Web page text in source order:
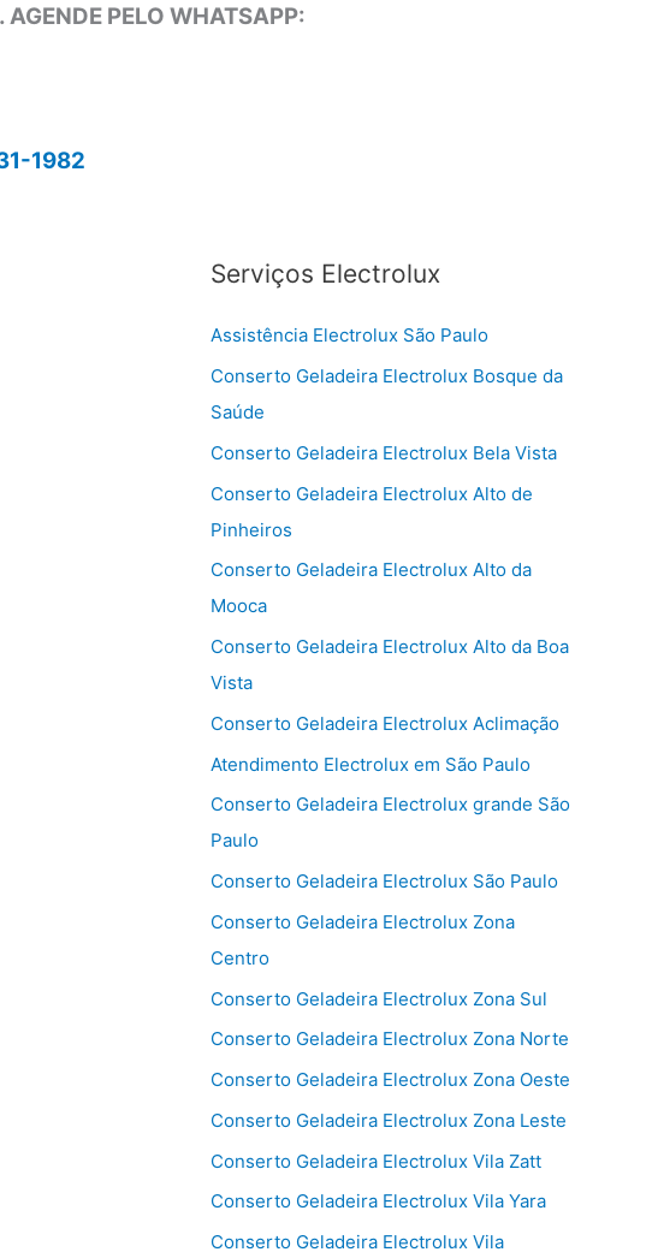
PELO WHATSAPP:
1982
Serviços Electrolux
Assistência Electrolux São Paulo
Conserto Geladeira Electrolux Bosque da
Saúde
Conserto Geladeira Electrolux Bela Vista
Conserto Geladeira Electrolux Alto de
Pinheiros
Conserto Geladeira Electrolux Alto da
Mooca
Conserto Geladeira Electrolux Alto da Boa
Vista
Conserto Geladeira Electrolux Aclimação
Atendimento Electrolux em São Paulo
Conserto Geladeira Electrolux grande São
Paulo
Conserto Geladeira Electrolux São Paulo
Conserto Geladeira Electrolux Zona
Centro
Conserto Geladeira Electrolux Zona Sul
Conserto Geladeira Electrolux Zona Norte
Conserto Geladeira Electrolux Zona Oeste
Conserto Geladeira Electrolux Zona Leste
Conserto Geladeira Electrolux Vila Zatt
Conserto Geladeira Electrolux Vila Yara
Conserto Geladeira Electrolux Vila